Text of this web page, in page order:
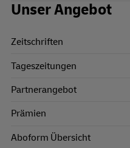
Unser Angebot
Zeitschriften
Tageszeitungen
Partnerangebot
Prämien
Aboform Übersicht